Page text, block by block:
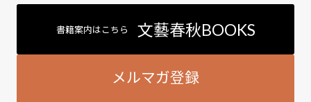
書籍案内はこちら 文藝春秋BOOKS
メルマガ登録